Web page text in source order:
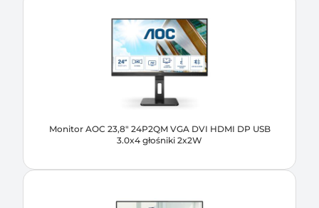
Monitor AOC 23,8" 24P2QM VGA DVI HDMI DP USB
3.0x4 głośniki 2x2W